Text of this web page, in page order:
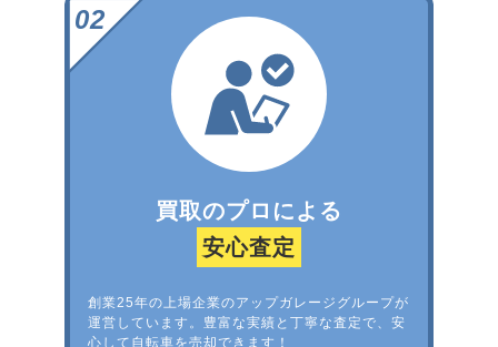
買取のプロによる
安心査定
創業25年の上場企業のアップガレージグループが
運営しています。豊富な実績と丁寧な査定で、安
心して自転車を売却できます！